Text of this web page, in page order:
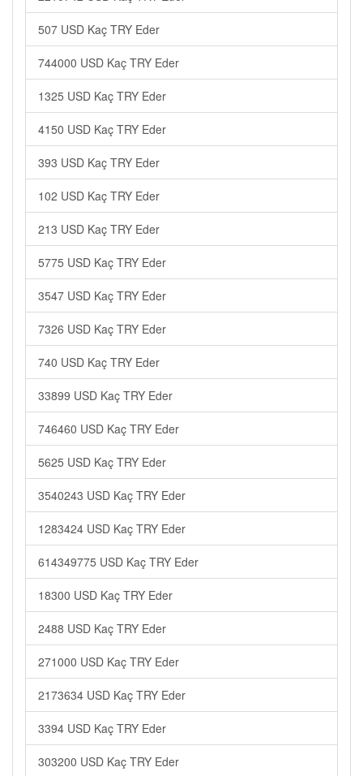
507 USD Kaç TRY Eder
744000 USD Kaç TRY Eder
1325 USD Kaç TRY Eder
4150 USD Kaç TRY Eder
393 USD Kaç TRY Eder
102 USD Kaç TRY Eder
213 USD Kaç TRY Eder
5775 USD Kaç TRY Eder
3547 USD Kaç TRY Eder
7326 USD Kaç TRY Eder
740 USD Kaç TRY Eder
33899 USD Kaç TRY Eder
746460 USD Kaç TRY Eder
5625 USD Kaç TRY Eder
3540243 USD Kaç TRY Eder
1283424 USD Kaç TRY Eder
614349775 USD Kaç TRY Eder
18300 USD Kaç TRY Eder
2488 USD Kaç TRY Eder
271000 USD Kaç TRY Eder
2173634 USD Kaç TRY Eder
3394 USD Kaç TRY Eder
303200 USD Kaç TRY Eder